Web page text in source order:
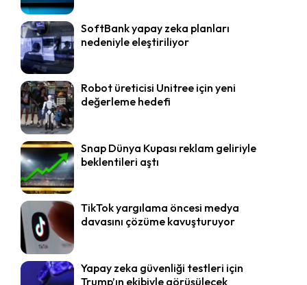
SoftBank yapay zeka planları
nedeniyle eleştiriliyor
Robot üreticisi Unitree için yeni
değerleme hedefi
Snap Dünya Kupası reklam geliriyle
beklentileri aştı
TikTok yargılama öncesi medya
davasını çözüme kavuşturuyor
Yapay zeka güvenliği testleri için
Trump’ın ekibiyle görüşülecek